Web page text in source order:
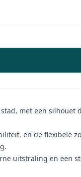
met een
en de flexibele
uitstraling en een